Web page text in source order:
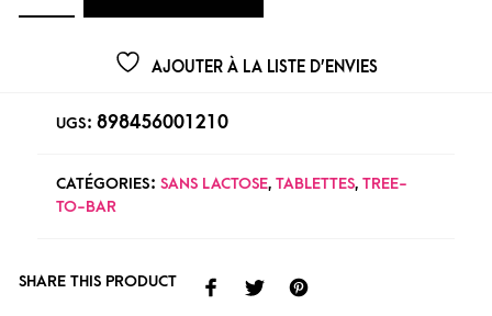
AJOUTER À LA LISTE D’ENVIES
UGS : 898456001210
CATÉGORIES : SANS LACTOSE, TABLETTES, TREE-
TO-BAR
SHARE THIS PRODUCT